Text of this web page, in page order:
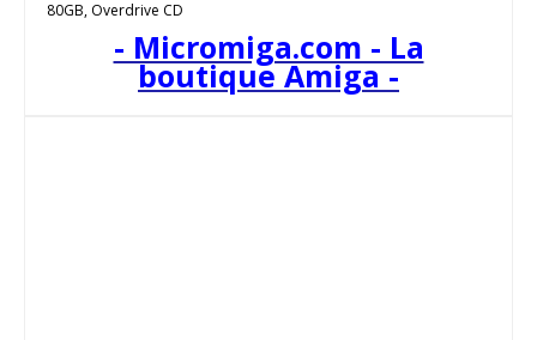
80GB, Overdrive CD
- Micromiga.com - La
boutique Amiga -